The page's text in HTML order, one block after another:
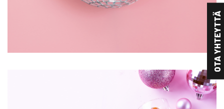
OTA YHTEYTTÄ